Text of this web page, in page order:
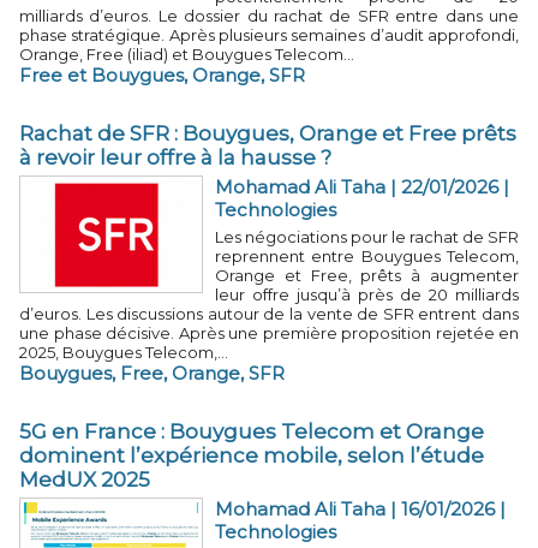
milliards d’euros. Le dossier du rachat de SFR entre dans une
phase stratégique. Après plusieurs semaines d’audit approfondi,
Orange, Free (iliad) et Bouygues Telecom...
Free et Bouygues, Orange,SFR
Rachat de SFR : Bouygues, Orange et Free prêts
à revoir leur offre à la hausse ?
Mohamad Ali Taha | 22/01/2026|
Technologies
Les négociations pour le rachat de SFR
reprennent entre Bouygues Telecom,
Orange et Free, prêts à augmenter
leur offre jusqu’à près de 20 milliards
d’euros. Les discussions autour de la vente de SFR entrent dans
une phase décisive. Après une première proposition rejetée en
2025, Bouygues Telecom,...
Bouygues, Free, Orange,SFR
5G en France : Bouygues Telecom et Orange
dominent l’expérience mobile, selon l’étude
MedUX 2025
Mohamad Ali Taha | 16/01/2026|
Technologies